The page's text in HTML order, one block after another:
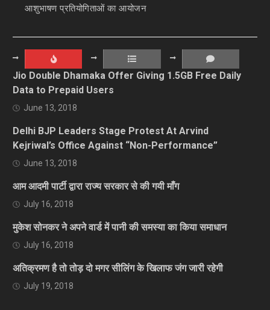
आशुभाषण प्रतियोगिताओं का आयोजन
Jio Double Dhamaka Offer Giving 1.5GB Free Daily
Data to Prepaid Users
June 13, 2018
Delhi BJP Leaders Stage Protest At Arvind
Kejriwal’s Office Against “Non-Performance”
June 13, 2018
आम आदमी पार्टी द्वारा राज्य सरकार से की गयी माँग
July 16, 2018
मुकेश सोनकर ने अपने वार्ड में पानी की समस्या का किया समाधान
July 16, 2018
अतिक्रमण है तो तोड़ दो मगर सीलिंग के खिलाफ जंग जारी रहेगी
July 19, 2018